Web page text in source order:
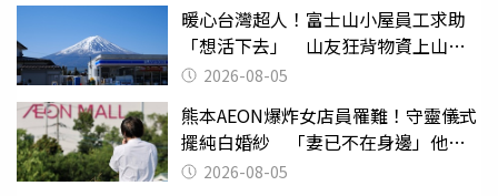
暖心台灣超人！富士山小屋員工求助
「想活下去」 山友狂背物資上山：
台灣真的是寶島
2026-08-05
熊本AEON爆炸女店員罹難！守靈儀式
擺純白婚紗 「妻已不在身邊」他淚
喊：無法想像
2026-08-05